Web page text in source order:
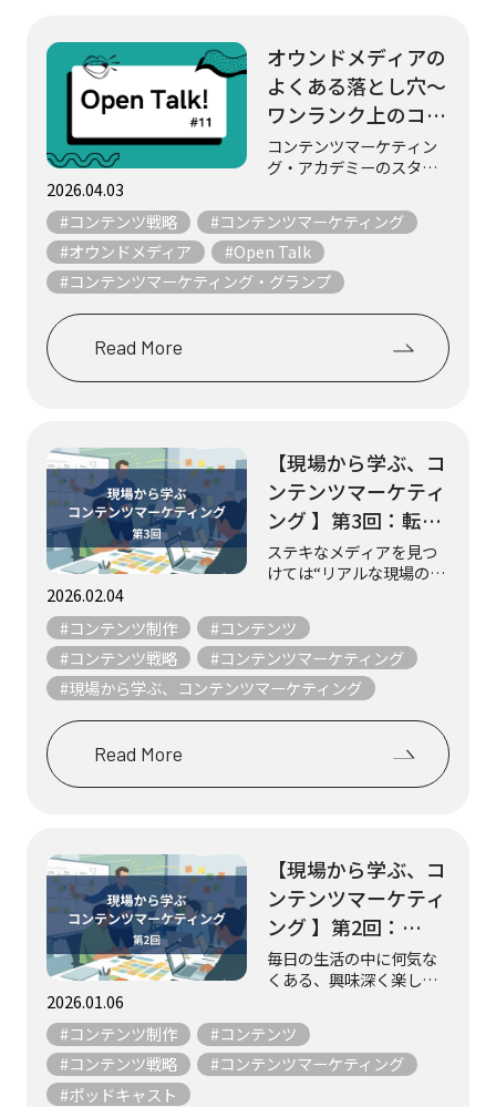
2026.04.03
オウンドメディアの
よくある落とし穴～
ワンランク上のコン
テンツマーケティン
グを目指して～
コンテンツマーケティン
グ・アカデミーのスタッ
やコンテンツにまつわる
テーマについて、気まま
にフリートークします。
「コンテンツマーケティ
ング・グランプリ2025」
の審査を通じて、...
#コンテンツ戦略
#コンテンツマーケティング
#オウンドメディア
#Open Talk
#コンテンツマーケティング・グランプ
Read More
2026.02.04
【現場から学ぶ、コ
ンテンツマーケティ
ング 】第3回：転職
をゴールにしない！
やさしくて丁寧な求
事百貨』（シゴトヒ
ト）
ステキなメディアを見つ
けては“リアルな現場の知
る 不定期連載「現場から
学ぶ、コンテンツマーケ
ティング」。 様々なメデ
ィアは数多ある星のよう
なもの。 そんな数え切れ
ないほどの星の...
#コンテンツ制作
#コンテンツ
#コンテンツ戦略
#コンテンツマーケティング
#現場から学ぶ、コンテンツマーケティング
Read More
2026.01.06
【現場から学ぶ、コ
ンテンツマーケティ
ング 】第2回：
Podcast『聞く図
鑑』（学研の図鑑
社Gakken）
毎日の生活の中に何気な
くある、興味深く楽しい
中から“リアルな制作現
場”を取材し、紹介してい
くのが不定期連載 「現場
#コンテンツ制作
#コンテンツ
#コンテンツ戦略
#コンテンツマーケティング
#ポッドキャスト